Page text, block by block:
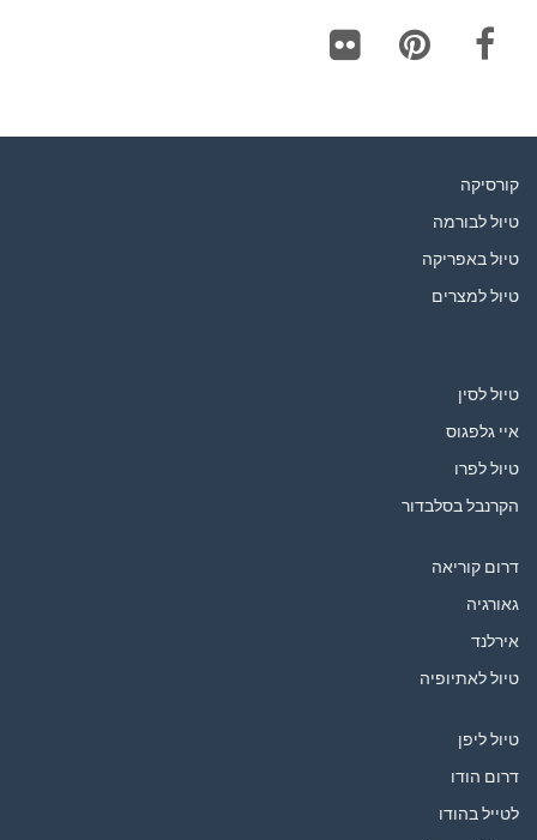
קורסיקה
טיול לבורמה
טיול באפריקה
טיול למצרים
טיול לסין
איי גלפגוס
טיול לפרו
הקרנבל בסלבדור
דרום קוריאה
גאורגיה
אירלנד
טיול לאתיופיה
טיול ליפן
דרום הודו
לטייל בהודו